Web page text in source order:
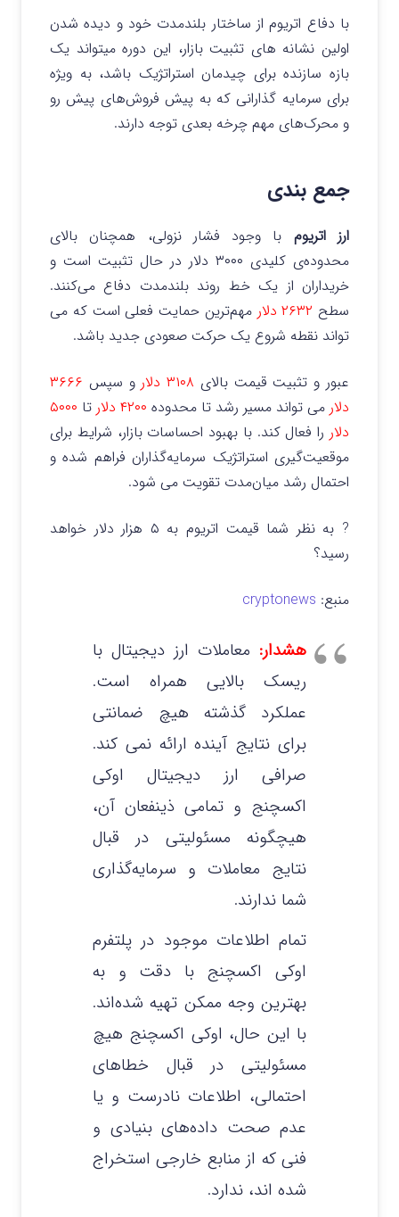
با دفاع اتریوم از ساختار بلندمدت خود و دیده شدن
اولین نشانه های تثبیت بازار، این دوره میتواند یک
بازه سازنده برای چیدمان استراتژیک باشد، به ویژه
برای سرمایه گذارانی که به پیش فروش‌های پیش‌ رو
و محرک‌های مهم چرخه بعدی توجه دارند.
جمع بندی
ارز اتریوم با وجود فشار نزولی، همچنان بالای
محدوده‌ی کلیدی ۳۰۰۰ دلار در حال تثبیت است و
خریداران از یک خط روند بلندمدت دفاع می‌کنند.
سطح ۲۶۳۲ دلار
مهم‌ترین حمایت فعلی است که می
تواند نقطه شروع یک حرکت صعودی جدید باشد.
عبور و تثبیت قیمت بالای ۳۱۰۸ دلار و سپس ۳۶۶۶
دلار می تواند مسیر رشد تا محدوده ۴۲۰۰ دلار تا ۵۰۰۰
دلار را فعال کند. با بهبود احساسات بازار، شرایط برای
موقعیت‌گیری استراتژیک سرمایه‌گذاران فراهم شده و
احتمال رشد میان‌مدت تقویت می شود.
? به نظر شما قیمت اتریوم به ۵ هزار دلار خواهد
رسید؟
منبع: cryptonews
هشدار: معاملات ارز دیجیتال با
ریسک بالایی همراه است.
عملکرد گذشته هیچ ضمانتی
برای نتایج آینده ارائه نمی‌ کند.
صرافی ارز دیجیتال اوکی
اکسچنج و تمامی ذینفعان آن،
هیچگونه مسئولیتی در قبال
نتایج معاملات و سرمایه‌گذاری
شما ندارند.
تمام اطلاعات موجود در پلتفرم
اوکی اکسچنج با دقت و به
بهترین وجه ممکن تهیه شده‌اند.
با این حال، اوکی اکسچنج هیچ
مسئولیتی در قبال خطاهای
احتمالی، اطلاعات نادرست و یا
عدم صحت داده‌های بنیادی و
فنی که از منابع خارجی استخراج
شده‌ اند، ندارد.